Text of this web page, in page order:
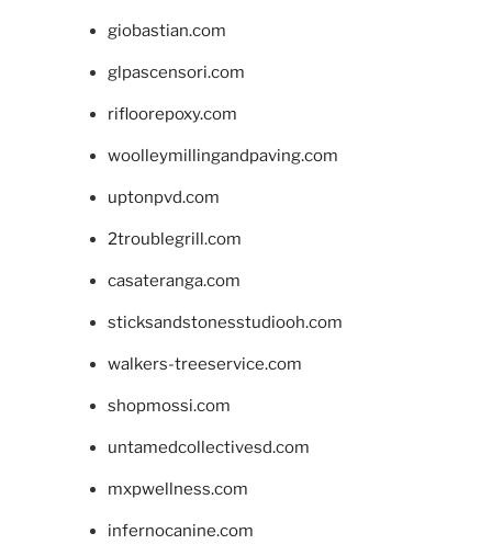
giobastian.com
glpascensori.com
rifloorepoxy.com
woolleymillingandpaving.com
uptonpvd.com
2troublegrill.com
casateranga.com
sticksandstonesstudiooh.com
walkers-treeservice.com
shopmossi.com
untamedcollectivesd.com
mxpwellness.com
infernocanine.com